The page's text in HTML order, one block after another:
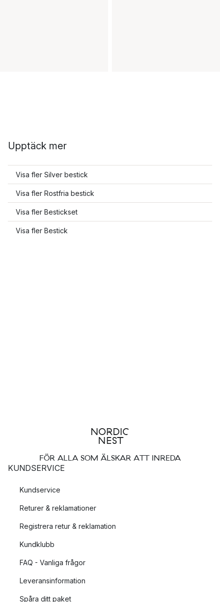
Upptäck mer
Visa fler Silver bestick
Visa fler Rostfria bestick
Visa fler Bestickset
Visa fler Bestick
FÖR ALLA SOM ÄLSKAR ATT INREDA
KUNDSERVICE
Kundservice
Returer & reklamationer
Registrera retur & reklamation
Kundklubb
FAQ - Vanliga frågor
Leveransinformation
Spåra ditt paket